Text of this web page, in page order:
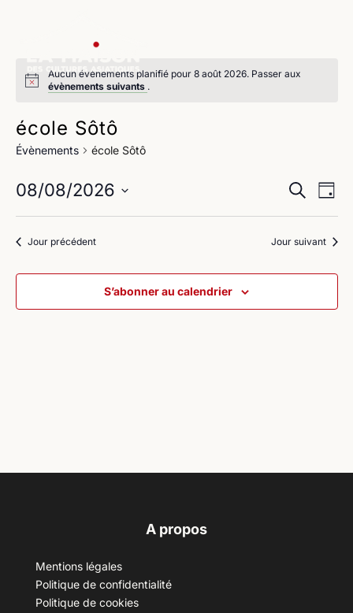
Aucun évènements planifié pour 8 août 2026. Passer aux
évènements suivants .
école Sôtô
Évènements école Sôtô
et
de
vues
Recherche
de
Jour
08/08/2026
date.Jour précédent Jour suivant
S’abonner au calendrier
A propos
Mentions légales
Politique de confidentialité
Politique de cookies